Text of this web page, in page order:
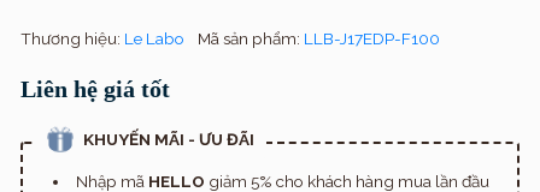
Thương hiệu: Le Labo Mã sản phẩm: LLB-J17EDP-F100
Liên hệ giá tốt
KHUYẾN MÃI - ƯU ĐÃI
Nhập mã HELLO giảm 5% cho khách hàng mua lần đầu